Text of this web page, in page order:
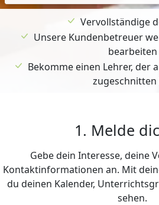
Vervollständige
Unsere Kundenbetreuer
bearbeiten
Bekomme einen Lehrer, der
zugeschnitten
1. Melde
Gebe dein Interesse, deine
Kontaktinformationen an. Mit
du deinen Kalender,
sehen.